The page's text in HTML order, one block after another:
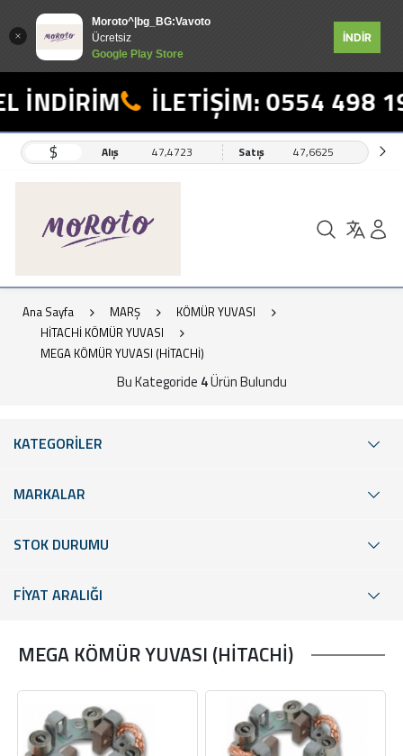
Moroto^|bg_BG:Vavoto
Ücretsiz
Google Play Store
İNDİR
İNDİRİM İLETİŞİM: 0554 498
$ Alış 47,4723 Satış 47,6625
Ana Sayfa MARŞ
KÖMÜR YUVASI
HİTACHİ KÖMÜR YUVASI
MEGA KÖMÜR YUVASI (HİTACHİ)
Bu Kategoride 4Ürün Bulundu
KATEGORİLER
MARKALAR
STOK DURUMU
FİYAT ARALIĞI
MEGA KÖMÜR YUVASI (HİTACHİ)